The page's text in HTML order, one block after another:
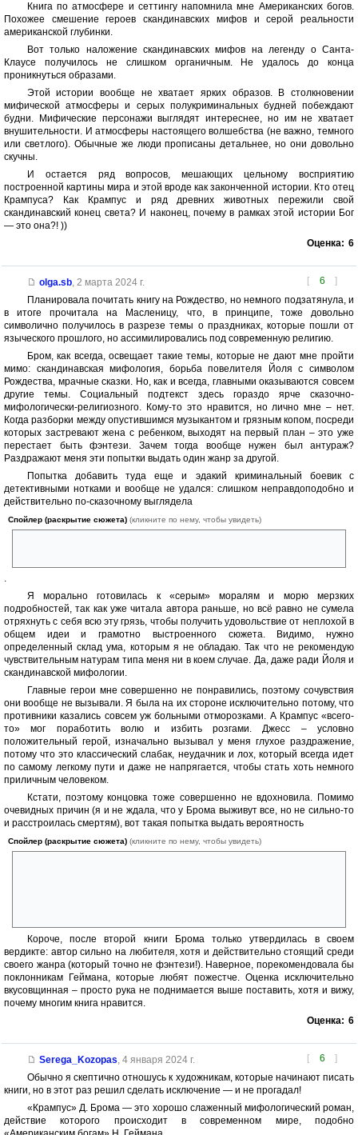
Книга по атмосфере и сеттингу напомнила мне Американских богов.
Похожее смешение героев скандинавских мифов и серой реальности
американской глубинки.
Вот только наложение скандинавских мифов на легенду о Санта-
Клаусе получилось не слишком органичным. Не удалось до конца
проникнуться образами.
Этой истории вообще не хватает ярких образов. В столкновении
мифической атмосферы и серых полукриминальных будней побеждают
будни. Мифические персонажи выглядят интереснее, но им не хватает
внушительности. И атмосферы настоящего волшебства (не важно, темного
или светлого). Обычные же люди прописаны детальнее, но они довольно
скучны.
И остается ряд вопросов, мешающих цельному восприятию
построенной картины мира и этой вроде как законченной истории. Кто отец
Крампуса? Как Крампус и ряд древних животных пережили свой
скандинавский конец света? И наконец, почему в рамках этой истории Бог
— это она?! ))
Оценка: 6
[ 6 ]
olga.sb, 2 марта 2024 г.
Планировала почитать книгу на Рождество, но немного подзатянула, и
в итоге прочитала на Масленицу, что, в принципе, тоже довольно
символично получилось в разрезе темы о праздниках, которые пошли от
языческого прошлого, но ассимилировались под современную религию.
Бром, как всегда, освещает такие темы, которые не дают мне пройти
мимо: скандинавская мифология, борьба повелителя Йоля с символом
Рождества, мрачные сказки. Но, как и всегда, главными оказываются совсем
другие темы. Социальный подтекст здесь гораздо ярче сказочно-
мифологически-религиозного. Кому-то это нравится, но лично мне – нет.
Когда разборки между опустившимся музыкантом и грязным копом, посреди
которых застревают жена с ребенком, выходят на первый план – это уже
перестает быть фэнтези. Зачем тогда вообще нужен был антураж?
Раздражают меня эти попытки выдать один жанр за другой.
Попытка добавить туда еще и эдакий криминальный боевик с
детективными нотками и вообще не удался: слишком неправдоподобно и
действительно по-сказочному выглядела
Спойлер (раскрытие сюжета) (кликните по нему, чтобы увидеть)
.
Я морально готовилась к «серым» моралям и морю мерзких
подробностей, так как уже читала автора раньше, но всё равно не сумела
отряхнуть с себя всю эту грязь, чтобы получить удовольствие от неплохой в
общем идеи и грамотно выстроенного сюжета. Видимо, нужно
определенный склад ума, которым я не обладаю. Так что не рекомендую
чувствительным натурам типа меня ни в коем случае. Да, даже ради Йоля и
скандинавской мифологии.
Главные герои мне совершенно не понравились, поэтому сочувствия
они вообще не вызывали. Я была на их стороне исключительно потому, что
противники казались совсем уж больными отморозками. А Крампус «всего-
то» мог поработить волю и избить розгами. Джесс – условно
положительный герой, изначально вызывал у меня глухое раздражение,
потому что это классический слабак, неудачник и лох, который всегда идет
по самому легкому пути и даже не напрягается, чтобы стать хоть немного
приличным человеком.
Кстати, поэтому концовка тоже совершенно не вдохновила. Помимо
очевидных причин (я и не ждала, что у Брома выживут все, но не сильно-то
и расстроилась смертям), вот такая попытка выдать вероятность
Спойлер (раскрытие сюжета) (кликните по нему, чтобы увидеть)
Короче, после второй книги Брома только утвердилась в своем
вердикте: автор сильно на любителя, хотя и действительно стоящий среди
своего жанра (который точно не фэнтези!). Наверное, порекомендовала бы
поклонникам Геймана, которые любят пожестче. Оценка исключительно
вкусовщинная – просто рука не поднимается выше поставить, хотя и вижу,
почему многим книга нравится.
Оценка: 6
[ 6 ]
Serega_Kozopas, 4 января 2024 г.
Обычно я скептично отношусь к художникам, которые начинают писать
книги, но в этот раз решил сделать исключение — и не прогадал!
«Крампус» Д. Брома — это хорошо слаженный мифологический роман,
действие которого происходит в современном мире, подобно